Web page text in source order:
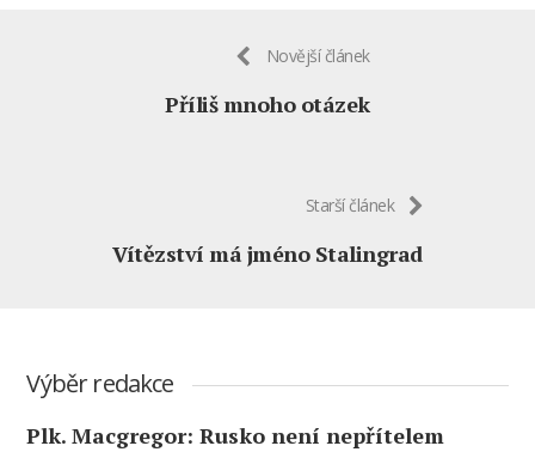
Novější článek
Příliš mnoho otázek
Starší článek
Vítězství má jméno Stalingrad
Výběr redakce
Plk. Macgregor: Rusko není nepřítelem